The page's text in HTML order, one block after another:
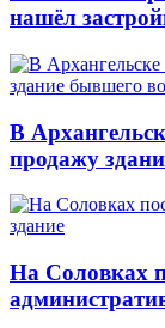
нашёл
В
продажу
На Соловках